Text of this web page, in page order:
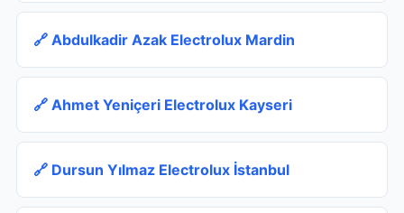
🔗 Abdulkadir Azak Electrolux Mardin
🔗 Ahmet Yeniçeri Electrolux Kayseri
🔗 Dursun Yılmaz Electrolux İstanbul